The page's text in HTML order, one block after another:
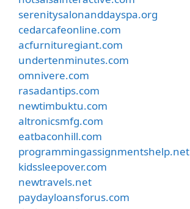
serenitysalonanddayspa.org
cedarcafeonline.com
acfurnituregiant.com
undertenminutes.com
omnivere.com
rasadantips.com
newtimbuktu.com
altronicsmfg.com
eatbaconhill.com
programmingassignmentshelp.net
kidssleepover.com
newtravels.net
paydayloansforus.com